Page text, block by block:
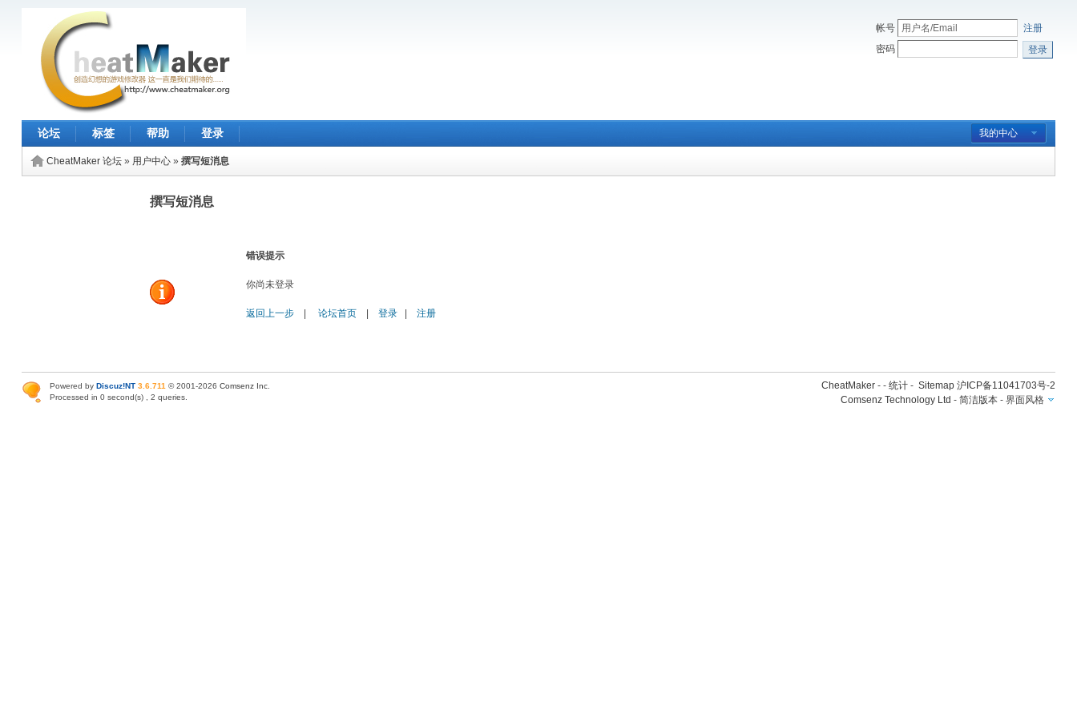
帐号
注册
密码
登录
我的中心
论坛 标签 帮助 登录
CheatMaker 论坛» 用户中心» 撰写短消息
撰写短消息
错误提示
你尚未登录
返回上一步| 论坛首页| 登录| 注册
CheatMaker - -统计 -Sitemap 沪ICP备11041703号-2
Comsenz Technology Ltd -简洁版本 -界面风格
Powered by Discuz!NT 3.6.711 © 2001-2026 Comsenz Inc.
Processed in 0 second(s) , 2 queries.